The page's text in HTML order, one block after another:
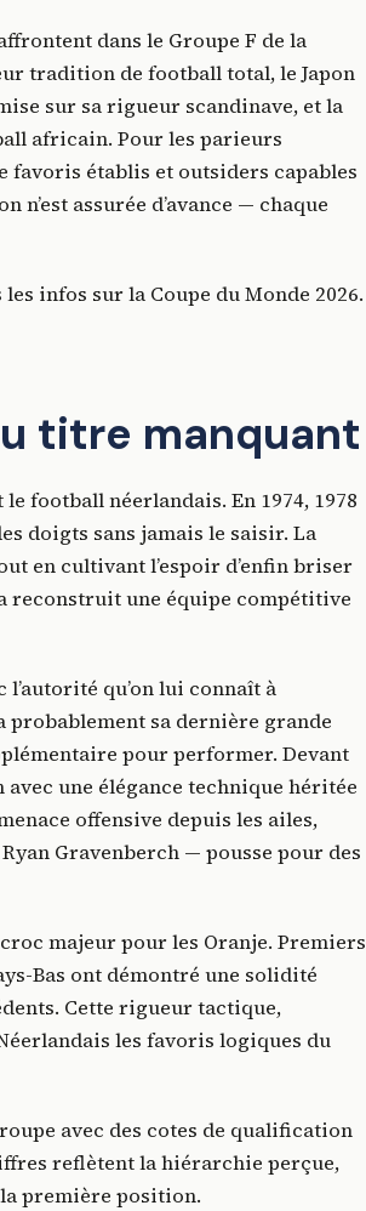
dans le Groupe F de la
tradition de football total, le Japon
sur sa rigueur scandinave, et la
africain. Pour les parieurs
favoris établis et outsiders capables
assurée d’avance — chaque
infos sur la Coupe du Monde 2026.
titre manquant
football néerlandais. En 1974, 1978
doigts sans jamais le saisir. La
en cultivant l’espoir d’enfin briser
reconstruit une équipe compétitive
qu’on lui connaît à
probablement sa dernière grande
pour performer. Devant
une élégance technique héritée
offensive depuis les ailes,
Gravenberch — pousse pour des
majeur pour les Oranje. Premiers
Bas ont démontré une solidité
Cette rigueur tactique,
les favoris logiques du
avec des cotes de qualification
reflètent la hiérarchie perçue,
première position.